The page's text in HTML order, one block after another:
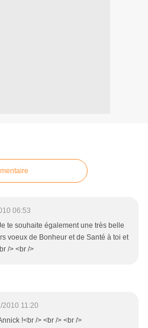
06:53
te souhaite également une très belle
voeux de Bonheur et de Santé à toi et
/> <br />
2010 11:20
!<br /> <br /> <br />